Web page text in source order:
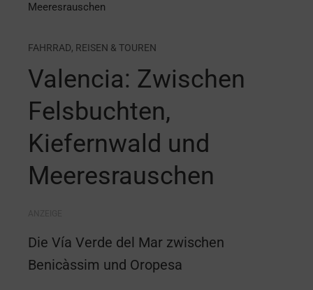
Meeresrauschen
FAHRRAD, REISEN & TOUREN
Valencia: Zwischen
Felsbuchten,
Kiefernwald und
Meeresrauschen
Die Vía Verde del Mar zwischen
Benicàssim und Oropesa